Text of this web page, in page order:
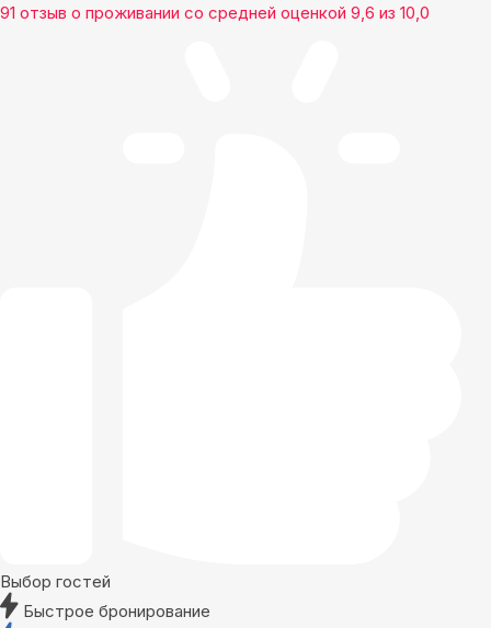
91 отзыв о проживании со средней оценкой 9,6 из 10,0
Выбор гостей
Быстрое бронирование